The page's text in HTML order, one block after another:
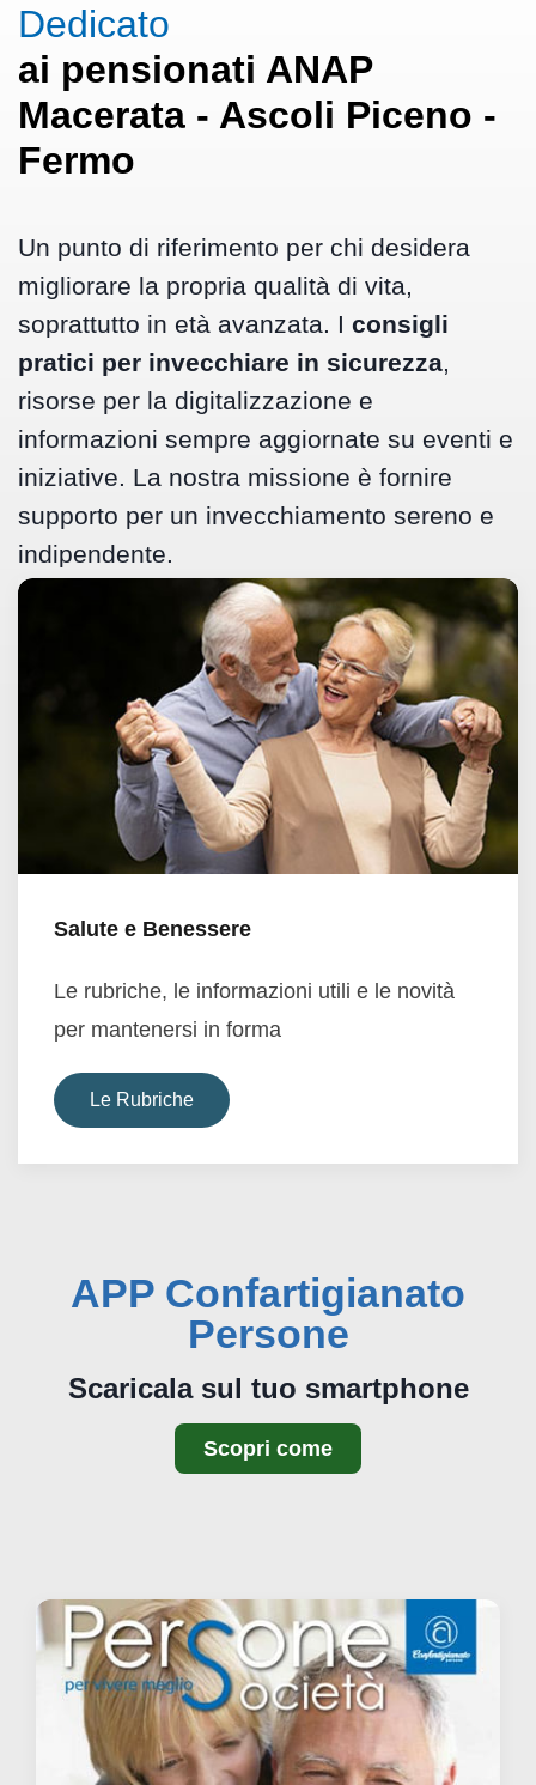
Dedicato
ai pensionati ANAP
Macerata - Ascoli Piceno -
Fermo
Un punto di riferimento per chi desidera
migliorare la propria qualità di vita,
soprattutto in età avanzata. I consigli
pratici per invecchiare in sicurezza,
risorse per la digitalizzazione e
informazioni sempre aggiornate su eventi e
iniziative. La nostra missione è fornire
supporto per un invecchiamento sereno e
indipendente.
Salute e Benessere
Le rubriche, le informazioni utili e le novità
per mantenersi in forma
Le Rubriche
APP Confartigianato
Persone
Scaricala sul tuo smartphone
Scopri come